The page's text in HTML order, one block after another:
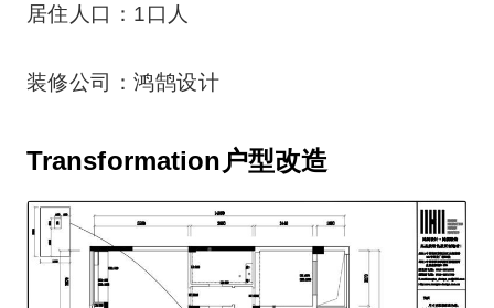
居住人口：1口人
装修公司：鸿鹄设计
Transformation户型改造